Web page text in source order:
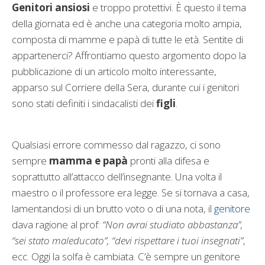
Genitori ansiosi e troppo protettivi. È questo il tema
della giornata ed è anche una categoria molto ampia,
composta di mamme e papà di tutte le età. Sentite di
appartenerci? Affrontiamo questo argomento dopo la
pubblicazione di un articolo molto interessante,
apparso sul Corriere della Sera, durante cui i genitori
sono stati definiti i sindacalisti deifigli.
Qualsiasi errore commesso dal ragazzo, ci sono
sempre mamma e papà pronti alla difesa e
soprattutto all’attacco dell’insegnante. Una volta il
maestro o il professore era legge. Se si tornava a casa,
lamentandosi di un brutto voto o di una nota, il genitore
dava ragione al prof: “Non avrai studiato abbastanza”,
“sei stato maleducato”, “devi rispettare i tuoi insegnati”,
ecc. Oggi la solfa è cambiata. C’è sempre un genitore